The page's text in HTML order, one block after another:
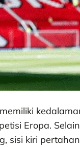
Eropa.
sisi kiri